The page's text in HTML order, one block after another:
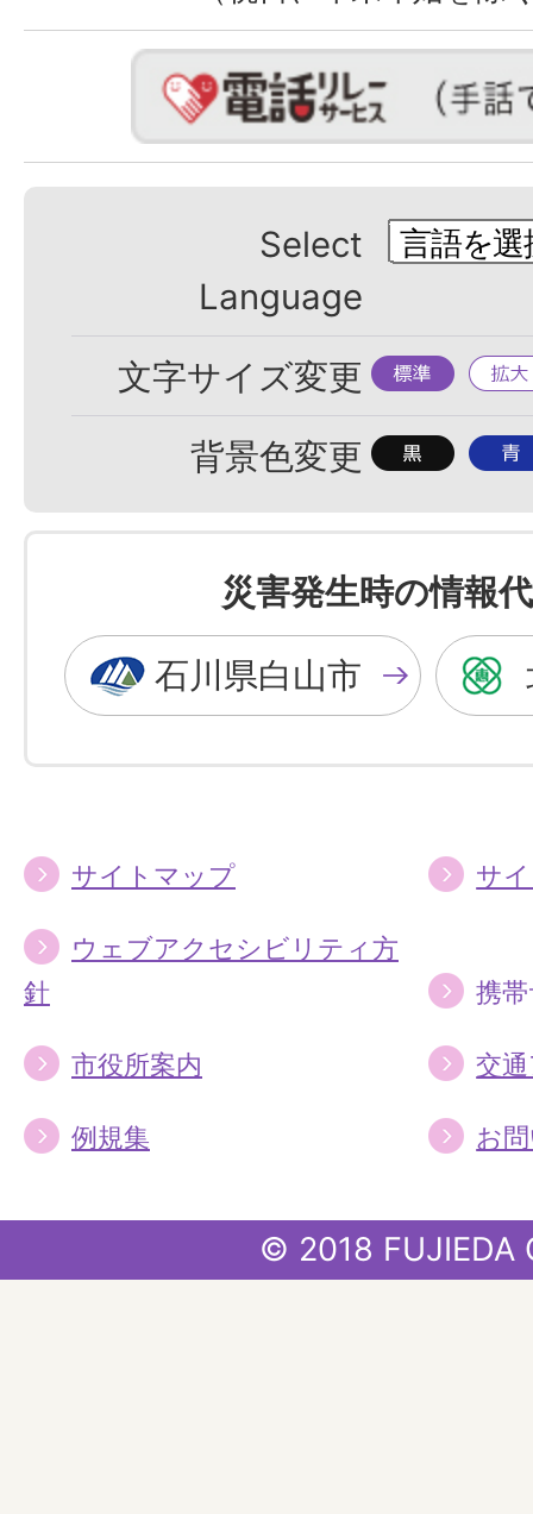
Select
Language
文字サイズ変更 標
準
拡
大
背景色変更 背
色
を
黒
色
に
背
色
を
青
色
に
災害発生時の情報
石川県白山市
サイトマップ サ
ウェブアクセシビリティ方
針
携
市役所案内 交
例規集 お
© 2018 FUJIEDA